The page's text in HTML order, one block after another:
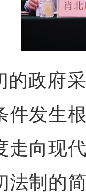
的政府
件发生
走向现
法制的